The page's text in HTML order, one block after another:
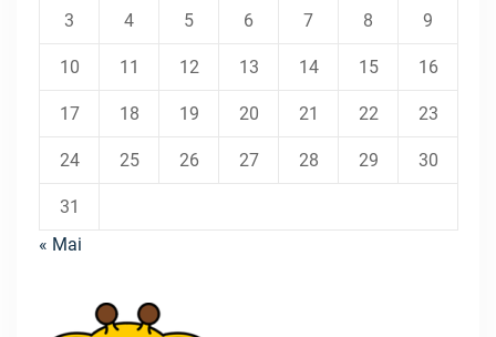
3 4 5 6 7 8 9
10 11 12 13 14 15 16
17 18 19 20 21 22 23
24 25 26 27 28 29 30
31
« Mai